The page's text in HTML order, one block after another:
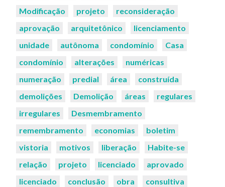
Modificação
projeto
reconsideração
aprovação
arquitetônico
licenciamento
unidade
autônoma condomínio
Casa
condomínio
alterações
numéricas
numeração
predial área
construída
demolições
Demolição áreas
regulares
irregulares
Desmembramento
remembramento
economias
boletim
vistoria
motivos liberação
Habite-se
relação
projeto licenciado
aprovado
licenciado
conclusão obra
consultiva